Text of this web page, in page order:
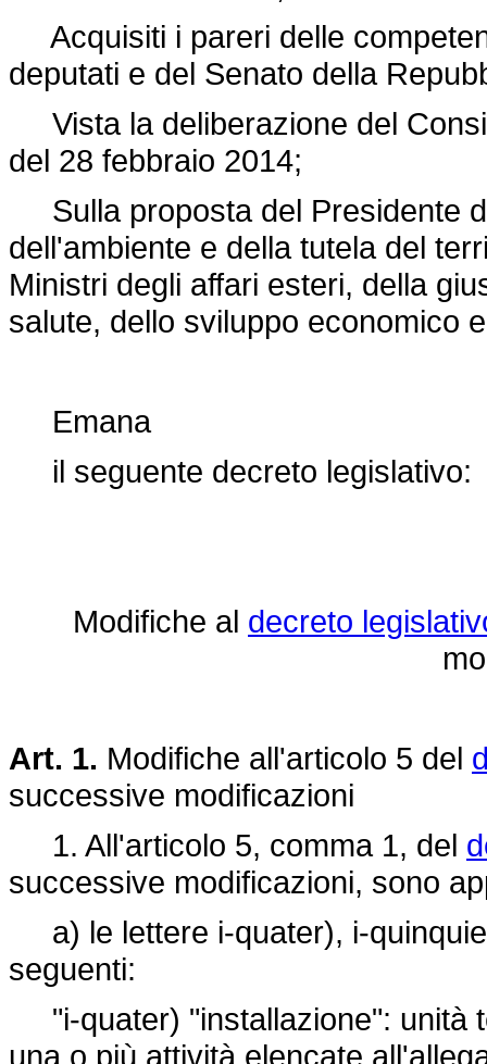
Acquisiti i pareri delle
deputati e del Senato della
Vista la deliberazione del
del 28 febbraio 2014;
Sulla proposta del Presidente
dell'ambiente e della tutela del
Ministri degli affari esteri, della
salute, dello sviluppo economico
Emana
il seguente decreto legislativo:
Modifiche al decreto
Art. 1. Modifiche all'articolo 5 del
successive modificazioni
1. All'articolo 5, comma 1, del
successive modificazioni, sono
a) le lettere i-quater), i-
seguenti:
"i-quater) "installazione": unità
una o più attività elencate